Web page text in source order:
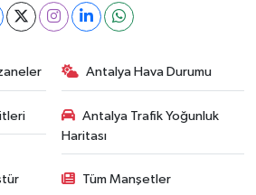
Antalya Hava Durumu
Antalya Trafik Yoğunluk
Haritası
Tüm Manşetler